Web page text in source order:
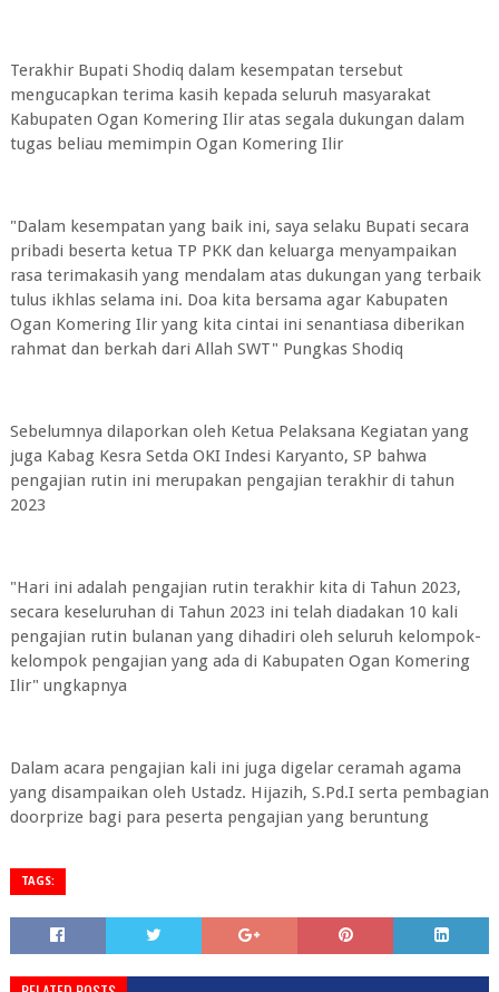
Terakhir Bupati Shodiq dalam kesempatan tersebut
mengucapkan terima kasih kepada seluruh masyarakat
Kabupaten Ogan Komering Ilir atas segala dukungan dalam
tugas beliau memimpin Ogan Komering Ilir
"Dalam kesempatan yang baik ini, saya selaku Bupati secara
pribadi beserta ketua TP PKK dan keluarga menyampaikan
rasa terimakasih yang mendalam atas dukungan yang terbaik
tulus ikhlas selama ini. Doa kita bersama agar Kabupaten
Ogan Komering Ilir yang kita cintai ini senantiasa diberikan
rahmat dan berkah dari Allah SWT" Pungkas Shodiq
Sebelumnya dilaporkan oleh Ketua Pelaksana Kegiatan yang
juga Kabag Kesra Setda OKI Indesi Karyanto, SP bahwa
pengajian rutin ini merupakan pengajian terakhir di tahun
2023
"Hari ini adalah pengajian rutin terakhir kita di Tahun 2023,
secara keseluruhan di Tahun 2023 ini telah diadakan 10 kali
pengajian rutin bulanan yang dihadiri oleh seluruh kelompok-
kelompok pengajian yang ada di Kabupaten Ogan Komering
Ilir" ungkapnya
Dalam acara pengajian kali ini juga digelar ceramah agama
yang disampaikan oleh Ustadz. Hijazih, S.Pd.I serta pembagian
doorprize bagi para peserta pengajian yang beruntung
TAGS: